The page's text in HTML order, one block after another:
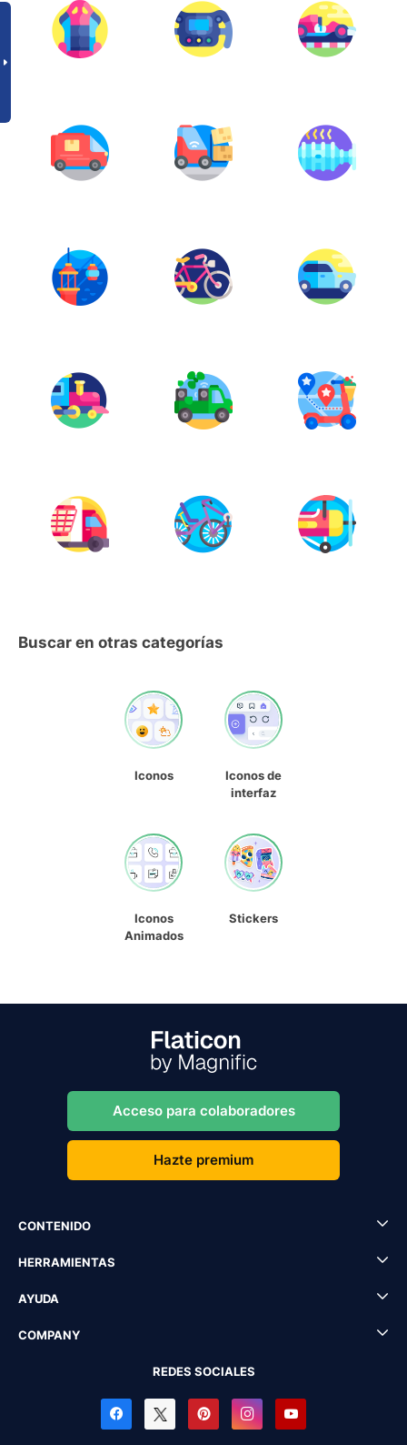
Buscar en otras categorías
Iconos
Iconos de
interfaz
Iconos
Animados
Stickers
Acceso para colaboradores
Hazte premium
CONTENIDO
HERRAMIENTAS
AYUDA
COMPANY
REDES SOCIALES